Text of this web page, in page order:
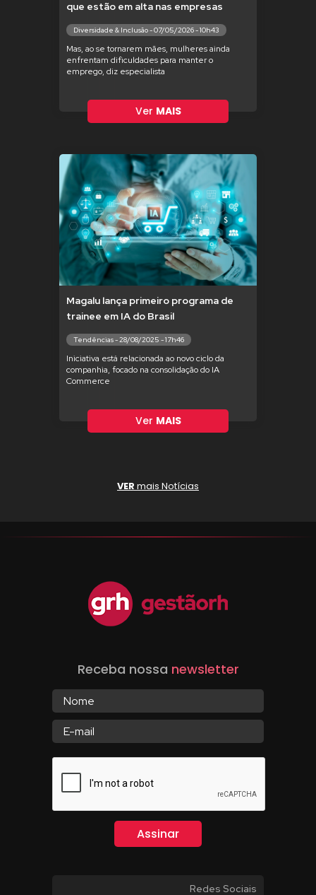
que estão em alta nas empresas
Diversidade & Inclusão - 07/05/2026 - 10h43
Mas, ao se tornarem mães, mulheres ainda
enfrentam dificuldades para manter o
emprego, diz especialista
Ver MAIS
Magalu lança primeiro programa de
trainee em IA do Brasil
Tendências - 28/08/2025 - 17h46
Iniciativa está relacionada ao novo ciclo da
companhia, focado na consolidação do IA
Commerce
Ver MAIS
VER mais Notícias
Receba nossa newsletter
Redes Sociais